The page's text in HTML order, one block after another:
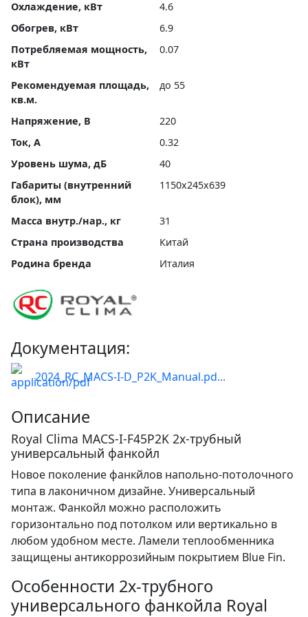
Охлаждение, кВт
4.6
Обогрев, кВт
6.9
Потребляемая мощность,
кВт
0.07
Рекомендуемая площадь,
кв.м.
до 55
Напряжение, В
220
Ток, А
0.32
Уровень шума, дБ
40
Габариты (внутренний
блок), мм
1150x245x639
Масса внутр./нар., кг
31
Страна производства
Китай
Родина бренда
Италия
Документация:
2024_RC_MACS-I-D_P2K_Manual.pd...
Описание
Royal Clima MACS-I-F45P2K 2х-трубный
универсальный фанкойл
Новое поколение фанкйлов напольно-потолочного
типа в лаконичном дизайне. Универсальный
монтаж. Фанкойл можно расположить
горизонтально под потолком или вертикально в
любом удобном месте. Ламели теплообменника
защищены антикоррозийным покрытием Blue Fin.
Особенности 2х-трубного
универсального фанкойла Royal